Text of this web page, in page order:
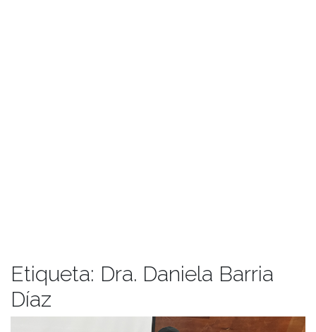
Etiqueta: Dra. Daniela Barria
Díaz